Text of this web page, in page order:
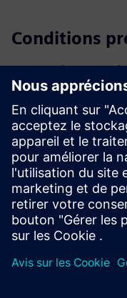
Conditions
Microsoft® Windows®
Windows 7 SP1 et
2 GO DE RAM
40 Go dans le disque
Une connexion
licences basée sur le
Processeur INTEL®
bits
Moniteur 17″ avec